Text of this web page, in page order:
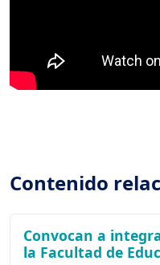
Contenido
Convocan a
la Facultad de